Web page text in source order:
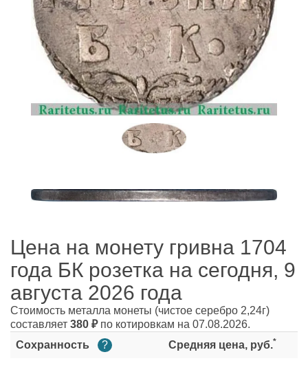
Цена на монету гривна 1704
года БК розетка на сегодня, 9
августа 2026 года
Стоимость металла монеты (чистое серебро 2,24г)
составляет 380 ₽по котировкам на 07.08.2026.
Сохранность
? Средняя цена, руб.*